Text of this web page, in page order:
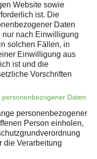
Website sowie
ist. Die
Daten
nur nach Einwilligung
solchen Fällen, in
Einwilligung aus
ist und die
Vorschriften
Daten
personenbezogener
Person einholen,
die Verarbeitung